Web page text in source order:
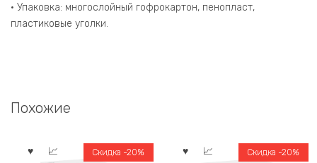
• Упаковка: многослойный гофрокартон, пенопласт,
пластиковые уголки.
Похожие
Скидка -20% Скидка -20%